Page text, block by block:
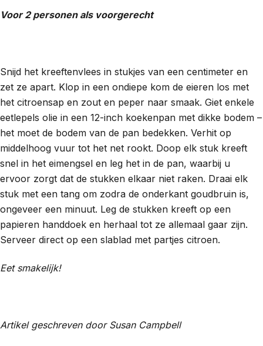
Voor 2 personen als voorgerecht
Snijd het kreeftenvlees in stukjes van een centimeter en
zet ze apart. Klop in een ondiepe kom de eieren los met
het citroensap en zout en peper naar smaak. Giet enkele
eetlepels olie in een 12-inch koekenpan met dikke bodem –
het moet de bodem van de pan bedekken. Verhit op
middelhoog vuur tot het net rookt. Doop elk stuk kreeft
snel in het eimengsel en leg het in de pan, waarbij u
ervoor zorgt dat de stukken elkaar niet raken. Draai elk
stuk met een tang om zodra de onderkant goudbruin is,
ongeveer een minuut. Leg de stukken kreeft op een
papieren handdoek en herhaal tot ze allemaal gaar zijn.
Serveer direct op een slablad met partjes citroen.
Eet smakelijk!
Artikel geschreven door Susan Campbell